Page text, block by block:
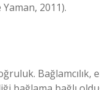
2011).
Bağlamcılık,